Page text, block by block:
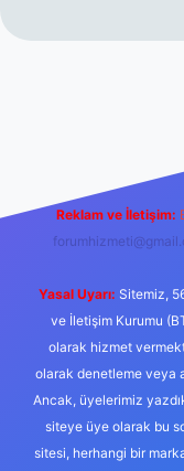
Reklam ve İletişim:
Yasal Uyarı: Sitemiz,
ve İletişim Kurumu
olarak hizmet
olarak denetleme veya
Ancak, üyelerimiz
siteye üye olarak bu
sitesi, herhangi bir